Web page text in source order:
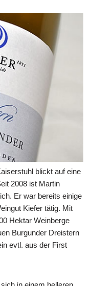
blickt auf eine
2008 ist Martin
Er war bereits einige
Kiefer tätig. Mit
Hektar Weinberge
Burgunder Dreistern
evtl. aus der First